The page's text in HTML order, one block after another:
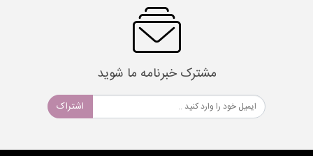
مشترک خبرنامه ما شوید
اشتراک